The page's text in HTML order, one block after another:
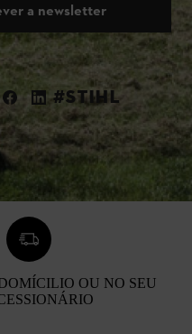
a newsletter
#STIHL
OU NO SEU